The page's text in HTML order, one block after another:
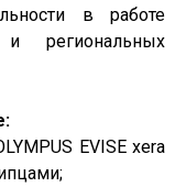
в работе
и региональных
EVISE xera